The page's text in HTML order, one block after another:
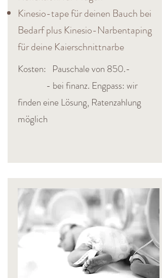
Kinesio-tape für deinen Bauch bei
Bedarf plus Kinesio-Narbentaping
für deine Kaierschnittnarbe
Kosten: Pauschale von 850.-​
- bei finanz. Engpass: wir
finden eine Lösung, Ratenzahlung
möglich